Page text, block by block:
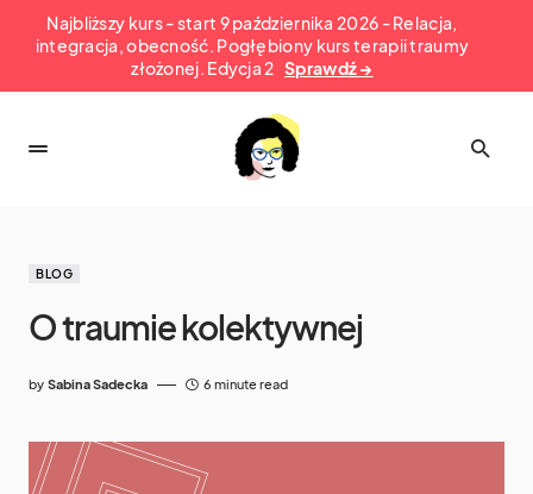
Najbliższy kurs - start 9 października 2026 - Relacja,
integracja, obecność. Pogłębiony kurs terapii traumy
złożonej. Edycja 2 Sprawdź →
BLOG
O traumie kolektywnej
by Sabina Sadecka 6 minute read